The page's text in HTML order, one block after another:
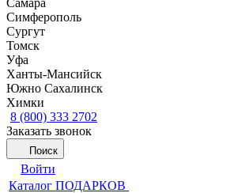
Симферополь
Сургут
Томск
Уфа
Ханты-Мансийск
Южно Сахалинск
Химки
8 (800) 333 2702
Заказать звонок
Поиск
Войти
Каталог ПОДАРКОВ